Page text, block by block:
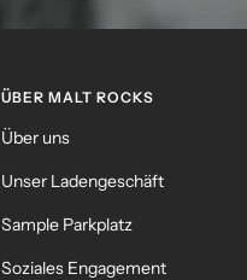
ÜBER MALT ROCKS
Über uns
Unser Ladengeschäft
Sample Parkplatz
Soziales Engagement